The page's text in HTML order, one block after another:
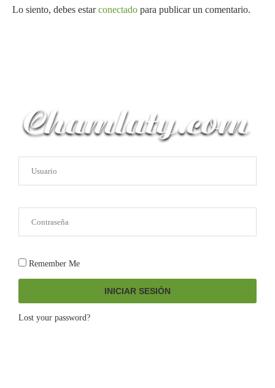
Lo siento, debes estarconectado para publicar un comentario.
Remember Me
INICIAR SESIÓN
Lost your password?